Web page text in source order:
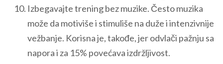
Izbegavajte trening bez muzike. Često muzika
može da motiviše i stimuliše na duže i intenzivnije
vežbanje. Korisna je, takođe, jer odvlači pažnju sa
napora i za 15% povećava izdržljivost.